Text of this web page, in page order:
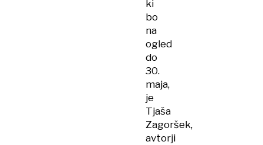
ki
bo
na
ogled
do
30.
maja,
je
Tjaša
Zagoršek,
avtorji